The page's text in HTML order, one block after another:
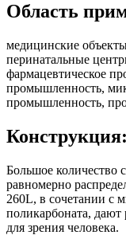
Область
медицинские
перинатальные
фармацевтическое
промышленность,
промышленность,
Конструкция:
Большое количество
равномерно
260L, в сочетании с
поликарбоната,
для зрения человека.